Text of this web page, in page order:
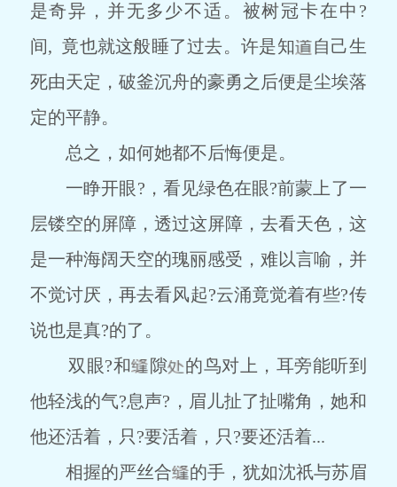
是奇异，并无多少不适。被树冠卡在中?
间, 竟也就这般睡了过去。许是知
自己生
死由天定，破釜沉舟的豪勇之后便是尘埃落
定的平静。
总之，如何她都不后悔便是。
一睁开眼?，看见绿色在眼?前蒙上了一
层镂空的屏障，透过这屏障，去看天色，这
是一种海阔天空的瑰丽感受，难以言喻，并
不觉讨厌，再去看风起?云涌竟觉着有些?传
说也是真?的了。
双眼?和
隙
的鸟对上，耳旁能听到
他轻浅的气?息声?，眉儿扯了扯嘴角，她和
他还活着，只?要活着，只?要还活着...
相握的严丝合
的手，犹如沈祇与苏眉